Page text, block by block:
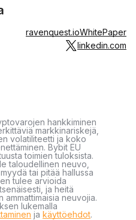
ravenquest.ioWhitePaper
linkedin.com
hankkiminen
markkinariskejä,
volatiliteetti ja koko
Bybit EU
toimien tuloksista.
taloudellinen neuvo,
tai pitää hallussa
tulee arvioida
ja heitä
neuvojia.
lukemalla
ja käyttöehdot.